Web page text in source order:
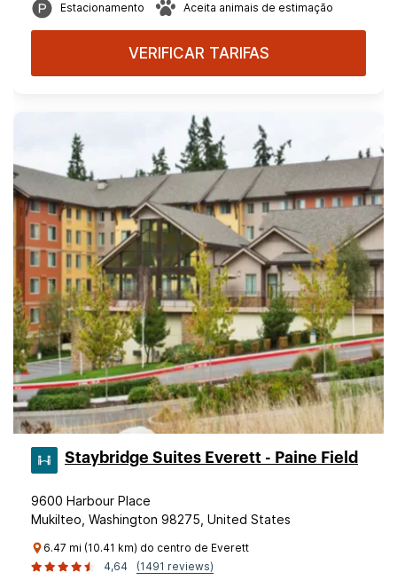
Estacionamento Aceita animais de estimação
VERIFICAR TARIFAS
Staybridge Suites Everett - Paine Field
9600 Harbour Place
Mukilteo, Washington 98275, United States
6.47 mi (10.41 km) do centro de Everett
4,64
(1491 reviews)